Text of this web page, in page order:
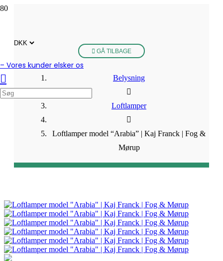
– Vores kunder elsker os
GÅ TILBAGE
Belysning
Loftlamper
Loftlamper model “Arabia” | Kaj Franck | Fog &
Mørup